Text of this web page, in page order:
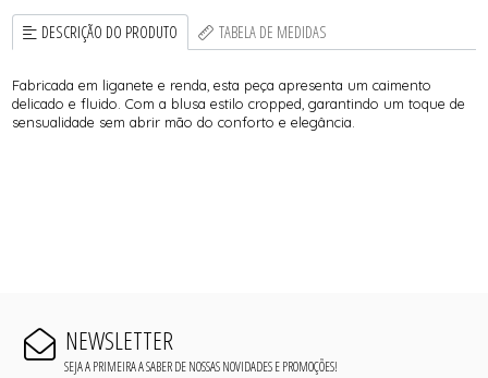
DESCRIÇÃO DO PRODUTO TABELA DE MEDIDAS
Fabricada em liganete e renda, esta peça apresenta um caimento
delicado e fluido. Com a blusa estilo cropped, garantindo um toque de
sensualidade sem abrir mão do conforto e elegância.
NEWSLETTER
SEJA A PRIMEIRA A SABER DE NOSSAS NOVIDADES E PROMOÇÕES!